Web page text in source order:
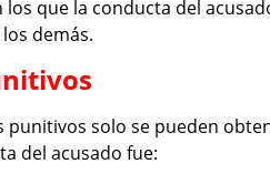
los que la conducta del
demás.
punitivos solo se pueden
del acusado fue: